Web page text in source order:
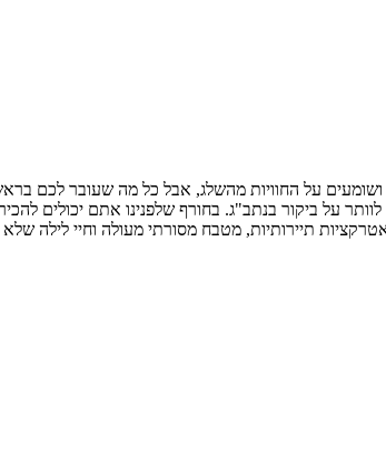
על החוויות מהשלג, אבל כל מה שעובר לכם
על ביקור בנתב"ג. בחורף שלפנינו אתם יכולים
תיירותיות, מטבח מסורתי מעולה וחיי לילה